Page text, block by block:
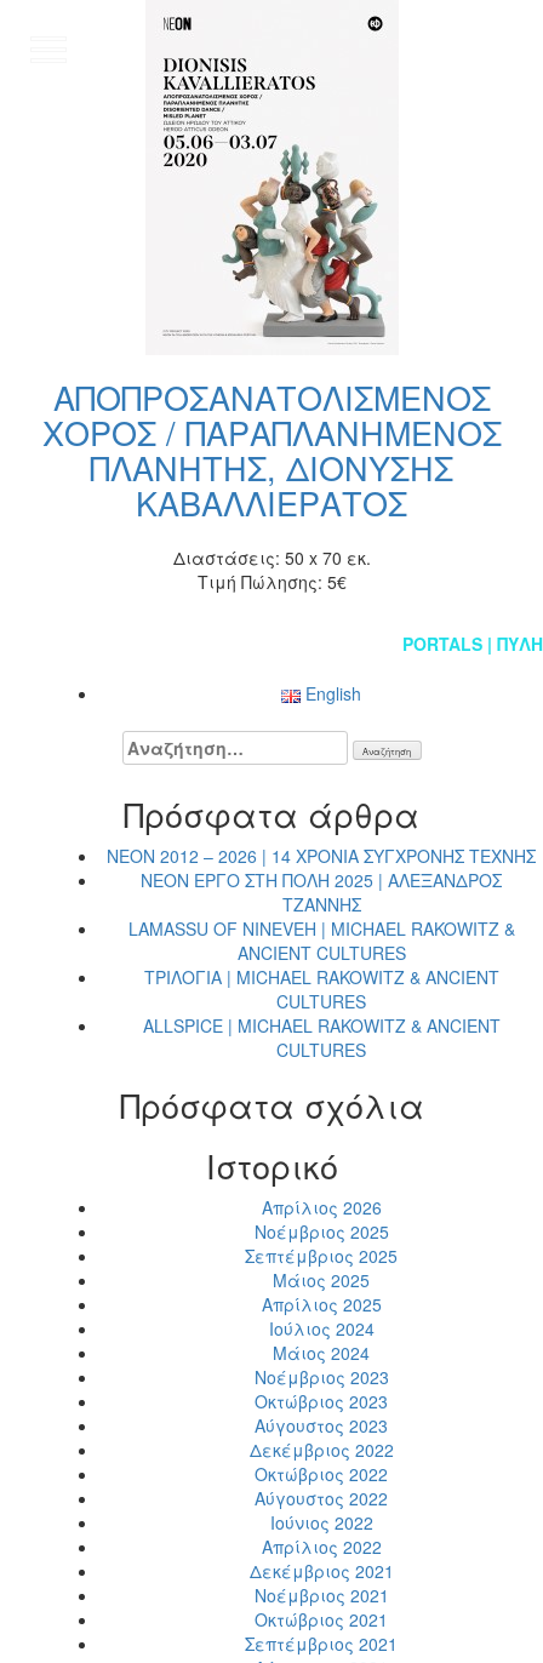
ΑΠΟΠΡΟΣΑΝΑΤΟΛΙΣΜΕΝΟΣ
ΧΟΡΟΣ / ΠΑΡΑΠΛΑΝΗΜΕΝΟΣ
ΠΛΑΝΗΤΗΣ, ΔΙΟΝΥΣΗΣ
ΚΑΒΑΛΛΙΕΡΑΤΟΣ
Διαστάσεις: 50 x 70 εκ.
Τιμή Πώλησης: 5€
άρθρων
PORTALS | ΠΥΛΗ
English
Αναζήτηση
για:
Πρόσφατα άρθρα
NEON 2012 – 2026 | 14 ΧΡΟΝΙΑ ΣΥΓΧΡΟΝΗΣ ΤΕΧΝΗΣ
NEON ΕΡΓΟ ΣΤΗ ΠΟΛΗ 2025 | ΑΛΕΞΑΝΔΡΟΣ
ΤΖΑΝΝΗΣ
LAMASSU OF NINEVEH | MICHAEL RAKOWITZ &
ANCIENT CULTURES
ΤΡΙΛΟΓΙΑ | MICHAEL RAKOWITZ & ANCIENT
CULTURES
ALLSPICE | MICHAEL RAKOWITZ & ANCIENT
CULTURES
Πρόσφατα σχόλια
Ιστορικό
Απρίλιος 2026
Νοέμβριος 2025
Σεπτέμβριος 2025
Μάιος 2025
Απρίλιος 2025
Ιούλιος 2024
Μάιος 2024
Νοέμβριος 2023
Οκτώβριος 2023
Αύγουστος 2023
Δεκέμβριος 2022
Οκτώβριος 2022
Αύγουστος 2022
Ιούνιος 2022
Απρίλιος 2022
Δεκέμβριος 2021
Νοέμβριος 2021
Οκτώβριος 2021
Σεπτέμβριος 2021